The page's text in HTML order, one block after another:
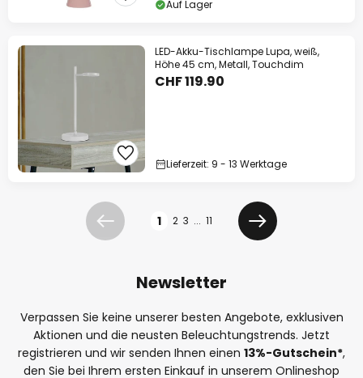
Auf Lager
LED-Akku-Tischlampe Lupa, weiß,
Höhe 45 cm, Metall, Touchdim
CHF 119.90
Lieferzeit: 9 - 13 Werktage
Zurück 1 2 3 ... 11
Weiter
Newsletter
Verpassen Sie keine unserer besten Angebote, exklusiven
Aktionen und die neusten Beleuchtungstrends. Jetzt
registrieren und wir senden Ihnen einen 13%-Gutschein*,
den Sie bei Ihrem ersten Einkauf in unserem Onlineshop